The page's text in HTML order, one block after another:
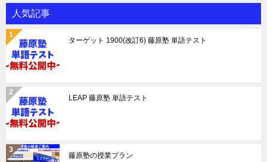
人気記事
ターゲット 1900(改訂6) 藤原塾 単語テスト
LEAP 藤原塾 単語テスト
藤原塾の授業プラン